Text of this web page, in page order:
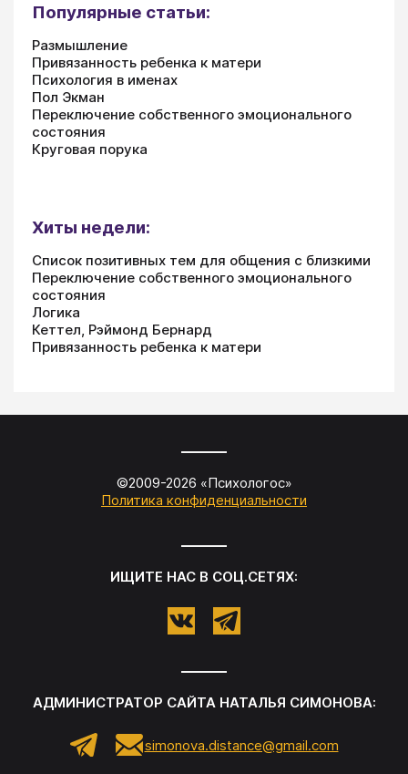
Популярные статьи:
Размышление
Привязанность ребенка к матери
Психология в именах
Пол Экман
Переключение собственного эмоционального
состояния
Круговая порука
Хиты недели:
Список позитивных тем для общения с близкими
Переключение собственного эмоционального
состояния
Логика
Кеттел, Рэймонд Бернард
Привязанность ребенка к матери
©2009-2026 «Психологос»
Политика конфиденциальности
ИЩИТЕ НАС В СОЦ.СЕТЯХ:
АДМИНИСТРАТОР САЙТА НАТАЛЬЯ СИМОНОВА:
simonova.distance@gmail.com